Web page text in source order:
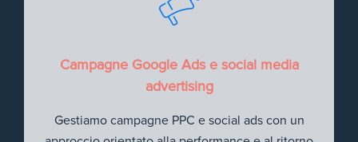
Campagne Google Ads e social media
advertising
Gestiamo campagne PPC e social ads con un